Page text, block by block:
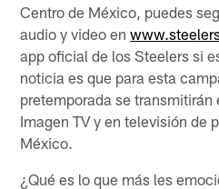
Centro de México, puedes
audio y video en
app oficial de los Steelers si
noticia es que para esta
pretemporada se
Imagen TV y en televisión de
México.
¿Qué es lo que más les